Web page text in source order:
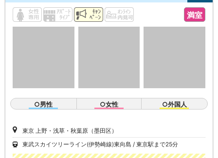
満室
○男性 ○女性 ○外国人
東京 上野・浅草・秋葉原（墨田区）
東武スカイツリーライン(伊勢崎線)東向島
東京駅まで25分